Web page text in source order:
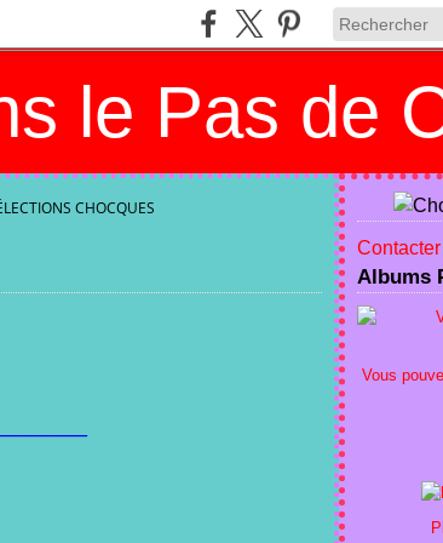
le Pas de
CHOCQUES
Albums
Vous